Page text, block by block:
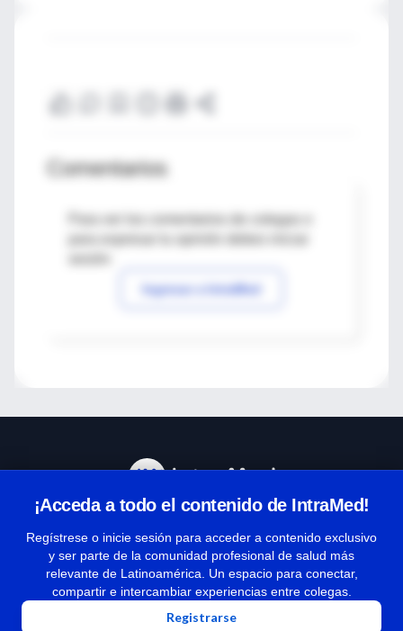
Comentarios
Para ver los comentarios de colegas o
Ingresar a IntraMed
¡Acceda a todo el contenido de IntraMed!
Regístrese o inicie sesión para acceder a contenido exclusivo
y ser parte de la comunidad profesional de salud más
relevante de Latinoamérica. Un espacio para conectar,
compartir e intercambiar experiencias entre colegas.
Registrarse
Términos y condiciones
| Políticas de privacidad
| Todos los derechos reservados | Copyright 1997-2026